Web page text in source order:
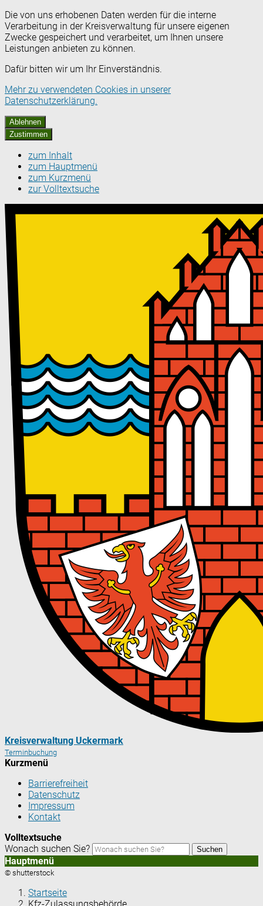
Die von uns erhobenen Daten werden für die interne
Verarbeitung in der Kreisverwaltung für unsere eigenen
Zwecke gespeichert und verarbeitet, um Ihnen unsere
Leistungen anbieten zu können.
Dafür bitten wir um Ihr Einverständnis.
Mehr zu verwendeten Cookies in unserer
Datenschutzerklärung.
Ablehnen
Zustimmen
zum Inhalt
zum Hauptmenü
zum Kurzmenü
zur Volltextsuche
Kreisverwaltung Uckermark
Terminbuchung
Kurzmenü
Barrierefreiheit
Datenschutz
Impressum
Kontakt
Volltextsuche
Wonach suchen Sie?
Suchen
Hauptmenü
© shutterstock
Startseite